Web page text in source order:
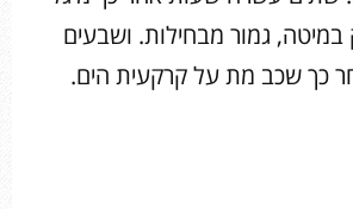
במיטה, גמור מבחילות. ושבעים
כך שכב מת על קרקעית הים.